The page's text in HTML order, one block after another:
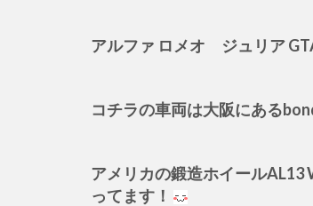
アルファ ロメオ ジュリア
コチラの車両は大阪にある
アメリカの鍛造ホイールAL13
ってます！